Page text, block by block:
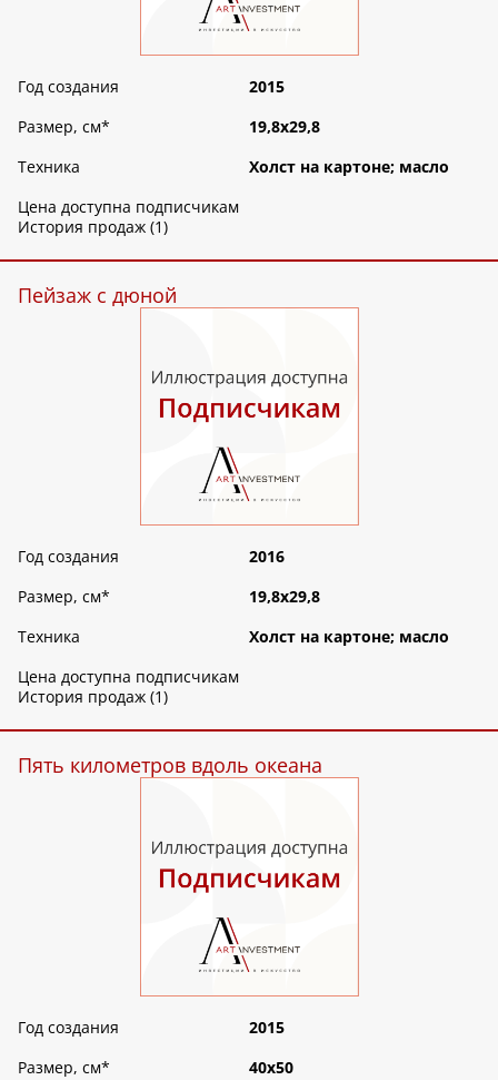
Год создания
2015
Размер, см*
19,8х29,8
Техника
Холст на картоне; масло
Цена доступна подписчикам
История продаж (1)
Пейзаж с дюной
Год создания
2016
Размер, см*
19,8х29,8
Техника
Холст на картоне; масло
Цена доступна подписчикам
История продаж (1)
Пять километров вдоль океана
Год создания
2015
Размер, см*
40х50